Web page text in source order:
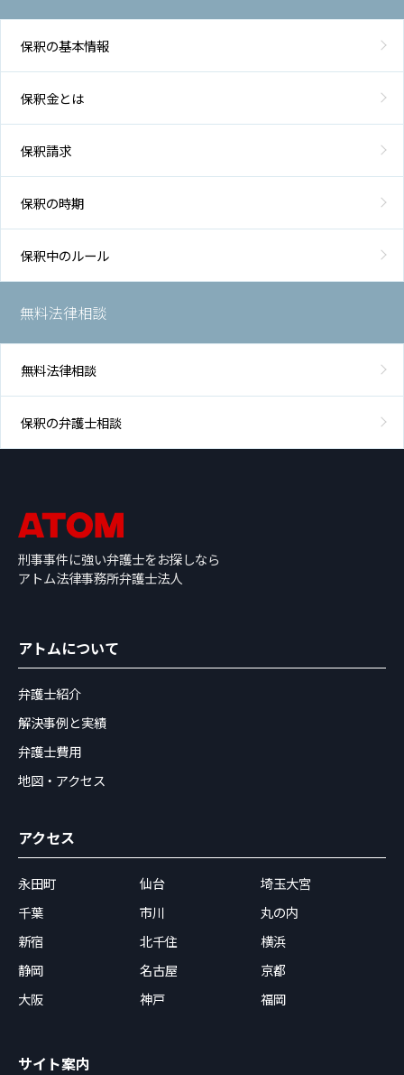
保釈の基本情報
保釈金とは
保釈請求
保釈の時期
保釈中のルール
無料法律相談
無料法律相談
保釈の弁護士相談
刑事事件に強い弁護士をお探しなら
アトム法律事務所弁護士法人
アトムについて
弁護士紹介
解決事例と実績
弁護士費用
地図・アクセス
アクセス
永田町 仙台
埼玉大宮
千葉
市川
丸の内
新宿
北千住
横浜
静岡
名古屋
京都
大阪
神戸 福岡
サイト案内